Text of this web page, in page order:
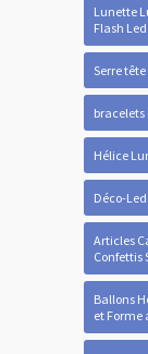
Lunette
Flash Led
Serre
Hélice
Déco-Led
Articles
Confettis
Ballons
et